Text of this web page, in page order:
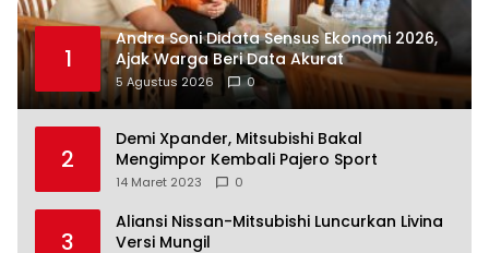
1
Andra Soni Didata Sensus Ekonomi 2026,
Ajak Warga Beri Data Akurat
5 Agustus 2026 0
2
Demi Xpander, Mitsubishi Bakal
Mengimpor Kembali Pajero Sport
14 Maret 2023 0
3
Aliansi Nissan-Mitsubishi Luncurkan Livina
Versi Mungil